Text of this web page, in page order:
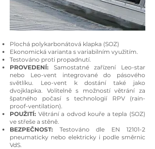
Plochá polykarbonátová klapka (SOZ)
Ekonomická varianta s variabilním využitím.
Testováno proti propadnutí.
PROVEDENÍ: Samostatné zařízení Leo-star
nebo Leo-vent integrované do pásového
světlíku. Leo-vent k dostání také jako
dvojklapka. Volitelně s možností větrání za
špatného počasí s technologií RPV (rain-
proof-ventilation).
POUŽITÍ: Větrání a odvod kouře a tepla (SOZ)
ve střeše a stěně.
BEZPEČNOST: Testováno dle EN 12101-2
pneumaticky nebo elektricky i podle směrnic
VdS.